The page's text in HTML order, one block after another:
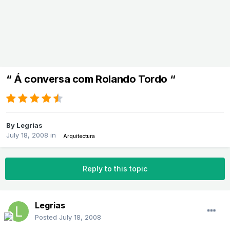
“ Á conversa com Rolando Tordo “
By Legrias
July 18, 2008 in Arquitectura
Reply to this topic
Legrias
Posted July 18, 2008